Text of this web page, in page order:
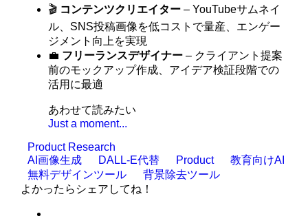
🎬 コンテンツクリエイター – YouTubeサムネイ
ル、SNS投稿画像を低コストで量産、エンゲー
ジメント向上を実現
💼 フリーランスデザイナー – クライアント提案
前のモックアップ作成、アイデア検証段階での
活用に最適
あわせて読みたい
Just a moment...
Product Research
AI画像生成
DALL-E代替 Product
教育向けAI
無料デザインツール
背景除去ツール
よかったらシェアしてね！